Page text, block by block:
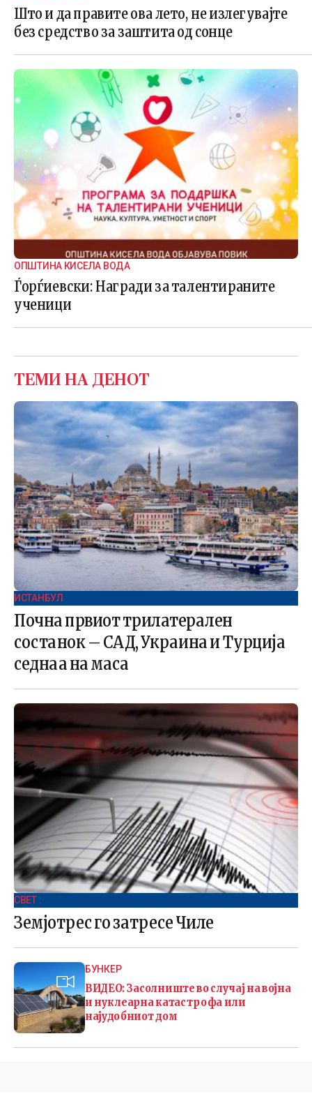
Што и да правите ова лето, не излегувајте
без средство за заштита од сонце
ОПШТИНА КИСЕЛА ВОДА
Ѓорѓиевски: Награди за талентираните
ученици
ТЕМИ НА ДЕНОТ
ИСТАНБУЛ
Почна првиот трилатерален
состанок – САД, Украина и Турција
седнаа на маса
СВЕТ .
Земјотрес го затресе Чиле
БУНКЕР
ВИДЕО: Засолниште во случај на војна
и нуклеарна катастрофа или
најудобниот дом